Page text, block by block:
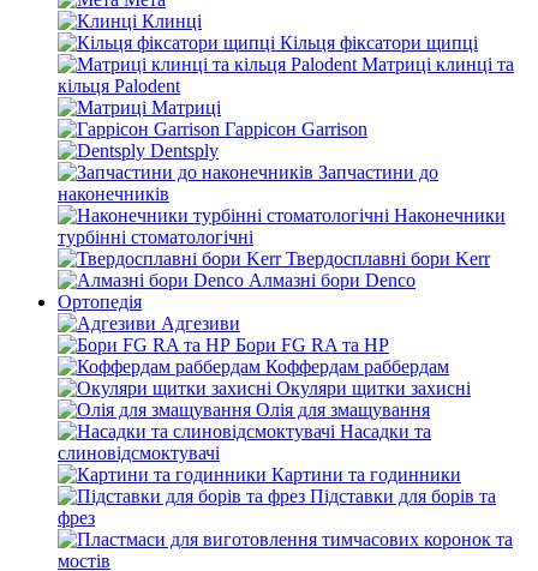
Клинці
Кільця фіксатори щипці
Матриці клинці та
кільця Palodent
Матриці
Гаррісон Garrison
Dentsply
Запчастини до
наконечників
Наконечники
турбінні стоматологічні
Твердосплавні бори Kerr
Алмазні бори Denco
Ортопедія
Адгезиви
Бори FG RA та HP
Коффердам раббердам
Окуляри щитки захисні
Олія для змащування
Насадки та
слиновідсмоктувачі
Картини та годинники
Підставки для борів та
фрез